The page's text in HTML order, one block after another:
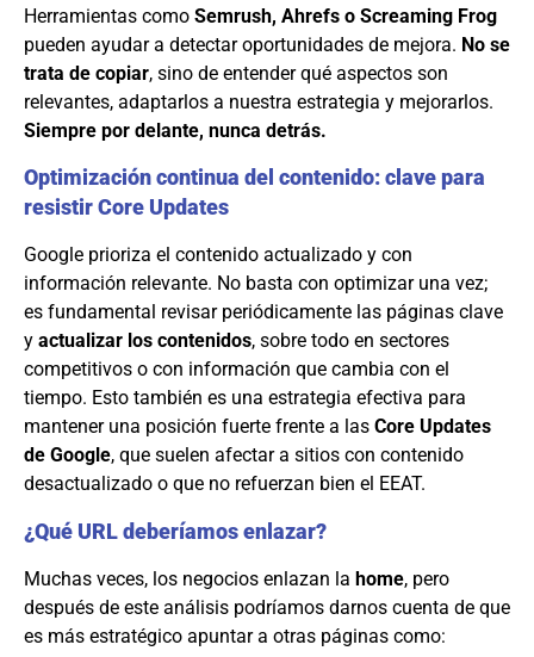
Herramientas como Semrush, Ahrefs o Screaming Frog
pueden ayudar a detectar oportunidades de mejora. No se
trata de copiar, sino de entender qué aspectos son
relevantes, adaptarlos a nuestra estrategia y mejorarlos.
Siempre por delante, nunca detrás.
Optimización continua del contenido: clave para
resistir Core Updates
Google prioriza el contenido actualizado y con
información relevante. No basta con optimizar una vez;
es fundamental revisar periódicamente las páginas clave
y actualizar los contenidos, sobre todo en sectores
competitivos o con información que cambia con el
tiempo. Esto también es una estrategia efectiva para
mantener una posición fuerte frente a las Core Updates
de Google, que suelen afectar a sitios con contenido
desactualizado o que no refuerzan bien el EEAT.
¿Qué URL deberíamos enlazar?
Muchas veces, los negocios enlazan la home, pero
después de este análisis podríamos darnos cuenta de que
es más estratégico apuntar a otras páginas como: